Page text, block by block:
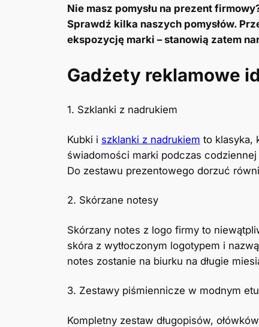
Nie masz pomysłu na prezent
Sprawdź kilka naszych pomysłów.
ekspozycję marki – stanowią zatem
Gadżety reklamowe
1. Szklanki z nadrukiem
Kubki i szklanki z nadrukiem to klasyka,
świadomości marki podczas
Do zestawu prezentowego dorzuć
2. Skórzane notesy
Skórzany notes z logo firmy to
skóra z wytłoczonym logotypem i
notes zostanie na biurku na długie
3. Zestawy piśmiennicze w modnym
Kompletny zestaw długopisów,